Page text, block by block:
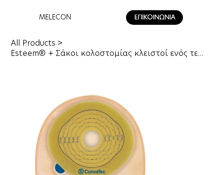
MELECON ΕΠΙΚΟΙΝΩΝΙΑ
All Products >
Esteem® + Σάκοι κολοστομίας κλειστοί ενός τεμαχίου